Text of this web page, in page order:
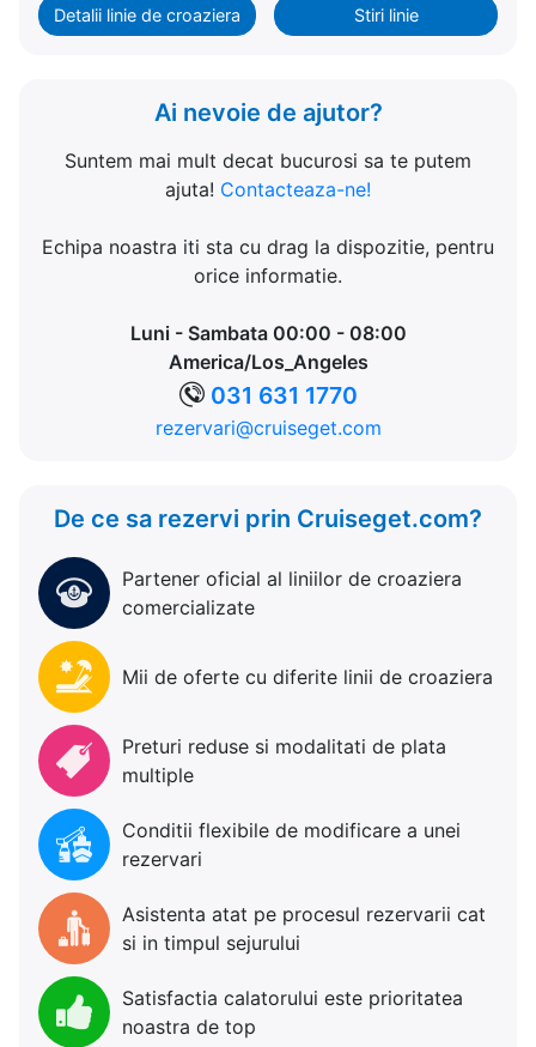
Detalii linie de croaziera Stiri linie
Ai nevoie de ajutor?
Suntem mai mult decat bucurosi sa te putem
ajuta! Contacteaza-ne!
Echipa noastra iti sta cu drag la dispozitie, pentru
orice informatie.
Luni - Sambata 00:00 - 08:00
America/Los_Angeles
031 631 1770
rezervari@cruiseget.com
De ce sa rezervi prin Cruiseget.com?
Partener oficial al liniilor de croaziera
comercializate
Mii de oferte cu diferite linii de croaziera
Preturi reduse si modalitati de plata
multiple
Conditii flexibile de modificare a unei
rezervari
Asistenta atat pe procesul rezervarii cat
si in timpul sejurului
Satisfactia calatorului este prioritatea
noastra de top